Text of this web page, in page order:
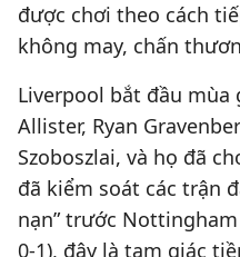
được chơi theo cách
không may, chấn
Liverpool bắt đầu mùa
Allister, Ryan
Szoboszlai, và họ đã
đã kiểm soát các trận
nạn” trước
0-1), đây là tam giác